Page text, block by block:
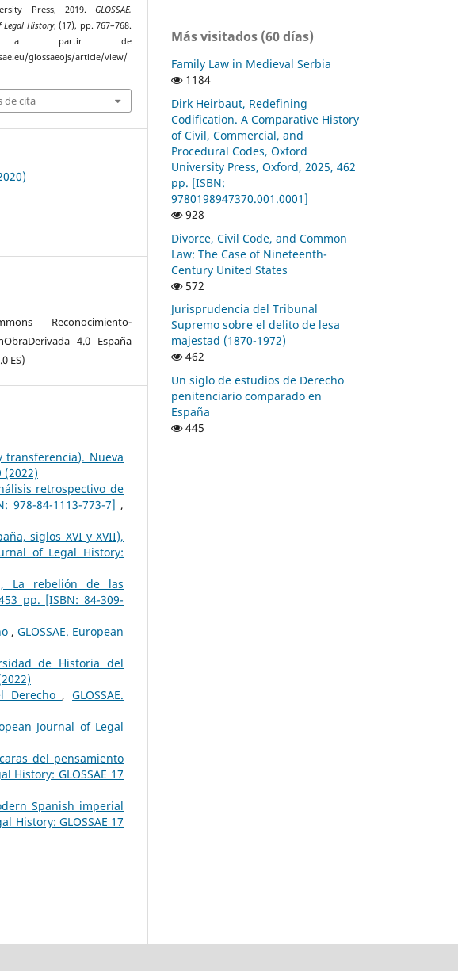
Press, 2019. GLOSSAE.
Legal History, (17), pp. 767–768.
a partir de
glossaeojs/article/view/
de cita
Reconocimiento-
4.0 España
ES)
transferencia). Nueva
(2022)
retrospectivo de
978-84-1113-773-7] ,
siglos XVI y XVII),
of Legal History:
La rebelión de las
pp. [ISBN: 84-309-
, GLOSSAE. European
de Historia del
Derecho ,GLOSSAE.
Journal of Legal
del pensamiento
History: GLOSSAE 17
Spanish imperial
History: GLOSSAE 17
Más visitados (60 días)
Family Law in Medieval Serbia
1184
Dirk Heirbaut, Redefining
Codification. A Comparative History
of Civil, Commercial, and
Procedural Codes, Oxford
University Press, Oxford, 2025, 462
pp. [ISBN:
9780198947370.001.0001]
928
Divorce, Civil Code, and Common
Law: The Case of Nineteenth-
Century United States
572
Jurisprudencia del Tribunal
Supremo sobre el delito de lesa
majestad (1870-1972)
462
Un siglo de estudios de Derecho
penitenciario comparado en
España
445